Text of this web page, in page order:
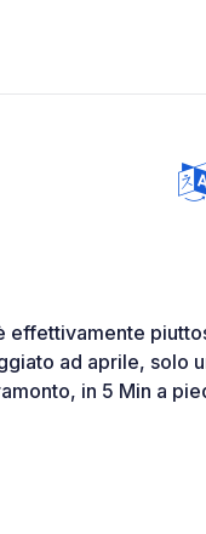
effettivamente
ad aprile, solo
in 5 Min a